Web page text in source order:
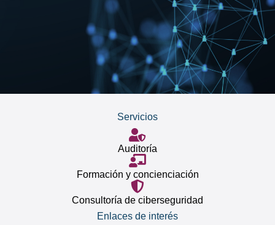
Servicios
Auditoría
Formación y concienciación
Consultoría de ciberseguridad
Enlaces de interés